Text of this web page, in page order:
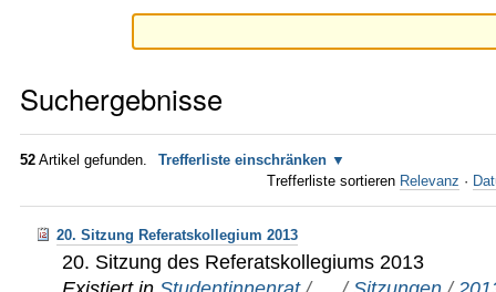
Suchergebnisse
52 Artikel gefunden.
Trefferliste einschränken
Trefferliste sortieren Relevanz ·
20. Sitzung Referatskollegium 2013
20. Sitzung des Referatskollegiums 2013